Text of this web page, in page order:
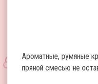
Ароматные, румяные
пряной смесью не